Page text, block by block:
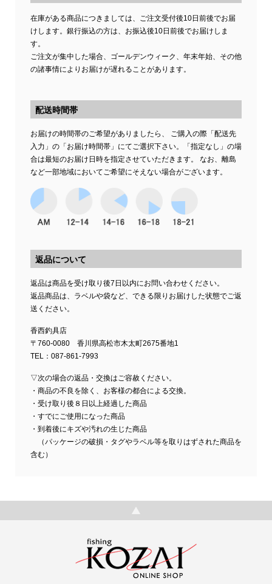
在庫がある商品につきましては、ご注文受付後10日前後でお届
けします。銀行振込の方は、お振込後10日前後でお届けしま
す。
ご注文が集中した場合、ゴールデンウィーク、年末年始、その他
の諸事情によりお届けが遅れることがあります。
配送時間帯
お届けの時間帯のご希望がありましたら、 ご購入の際「配送先
入力」の「お届け時間帯」にてご選択下さい。「指定なし」の場
合は最短のお届け日時を指定させていただきます。 なお、離島
など一部地域においてご希望にそえない場合がございます。
返品について
返品は商品を受け取り後7日以内にお問い合わせください。
返品商品は、ラベルや袋など、できる限りお届けした状態でご返
送ください。
香西釣具店
〒760-0080 香川県高松市木太町2675番地1
TEL：087-861-7993
▽次の場合の返品・交換はご容赦ください。
・商品の不良を除く、お客様の都合による交換。
・受け取り後８日以上経過した商品
・すでにご使用になった商品
・到着後にキズや汚れの生じた商品
（パッケージの破損・タグやラベル等を取りはずされた商品を
含む）